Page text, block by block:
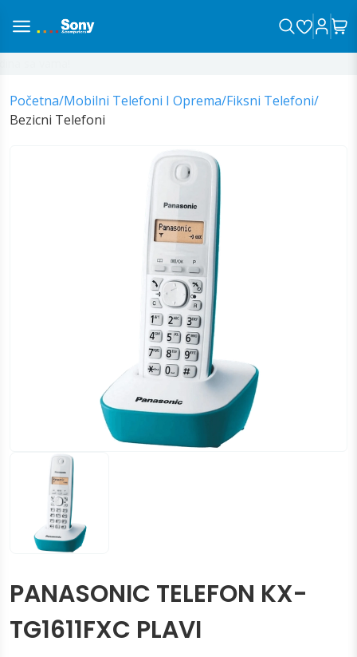
Početna/Mobilni Telefoni I Oprema/Fiksni Telefoni/
Bezicni Telefoni
PANASONIC TELEFON KX-
TG1611FXC PLAVI